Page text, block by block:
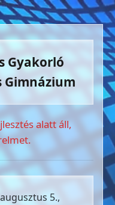
Gyakorló
Gimnázium
alatt áll,
5.,